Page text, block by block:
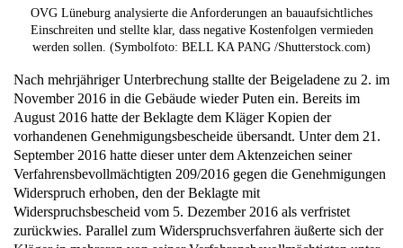
OVG Lüneburg analysierte die Anforderungen an bauaufsichtliches
Einschreiten und stellte klar, dass negative Kostenfolgen vermieden
werden sollen. (Symbolfoto: BELL KA PANG /Shutterstock.com)
Nach mehrjähriger Unterbrechung stallte der Beigeladene zu 2. im
November 2016 in die Gebäude wieder Puten ein. Bereits im
August 2016 hatte der Beklagte dem Kläger Kopien der
vorhandenen Genehmigungsbescheide übersandt. Unter dem 21.
September 2016 hatte dieser unter dem Aktenzeichen seiner
Verfahrensbevollmächtigten 209/2016 gegen die Genehmigungen
Widerspruch erhoben, den der Beklagte mit
Widerspruchsbescheid vom 5. Dezember 2016 als verfristet
zurückwies. Parallel zum Widerspruchsverfahren äußerte sich der